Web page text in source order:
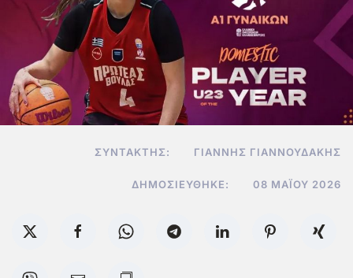
ΣΥΝΤΆΚΤΗΣ: ΓΙΆΝΝΗΣ ΓΙΑΝΝΟΥΔΆΚΗΣ
ΔΗΜΟΣΙΕΎΘΗΚΕ: 08 ΜΑΪ́ΟΥ 2026